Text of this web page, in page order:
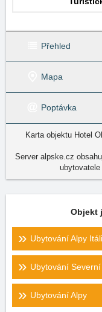
Přehled
Mapa
Poptávka
Karta objektu Hotel
Server alpske.cz
Objekt
Ubytování Alpy
Ubytování
Ubytování Alpy